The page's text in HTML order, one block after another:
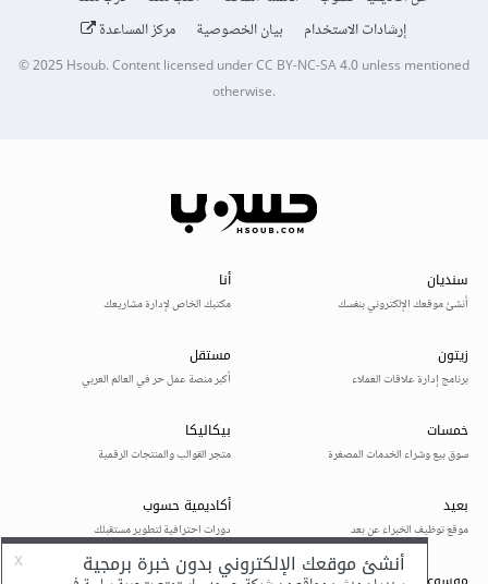
إرشادات الاستخدام
بيان الخصوصية مركز المساعدة
© 2025Hsoub.Content licensed underCC BY-NC-SA 4.0unless mentioned
otherwise.